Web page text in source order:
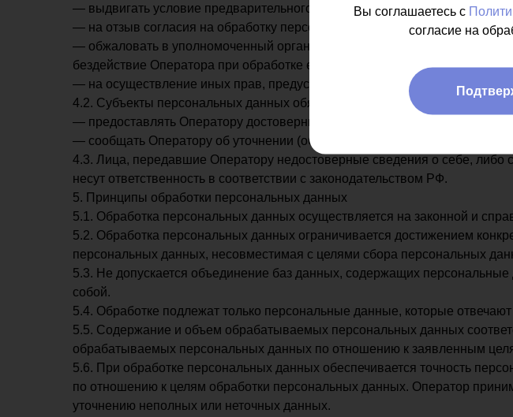
Вы соглашаетесь с
согласие на
— выдвигать условие предварительного согласия при обработке
— на отзыв согласия на обработку персональных данных, а также, на
— обжаловать в уполномоченный орган по защите прав субъектов
бездействие Оператора при обработке его персональных данных;
— на осуществление иных прав, предусмотренных законодательством РФ.
4.2. Субъекты персональных данных обязаны:
— предоставлять Оператору достоверные данные о себе;
— сообщать Оператору об уточнении (обновлении, изменении) своих
4.3. Лица, передавшие Оператору недостоверные сведения о себе, либо
несут ответственность в соответствии с законодательством РФ.
5. Принципы обработки персональных данных
5.1. Обработка персональных данных осуществляется на законной и
5.2. Обработка персональных данных ограничивается достижением
персональных данных, несовместимая с целями сбора персональных
5.3. Не допускается объединение баз данных, содержащих
собой.
5.4. Обработке подлежат только персональные данные, которые
5.5. Содержание и объем обрабатываемых персональных данных
обрабатываемых персональных данных по отношению к заявленным
5.6. При обработке персональных данных обеспечивается точность
по отношению к целям обработки персональных данных. Оператор
уточнению неполных или неточных данных.